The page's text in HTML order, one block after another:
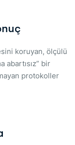
koruyan, ölçülü
abartısız” bir
protokoller